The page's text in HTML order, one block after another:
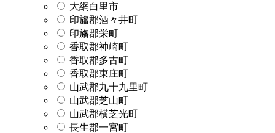
大網白里市
印旛郡酒々井町
印旛郡栄町
香取郡神崎町
香取郡多古町
香取郡東庄町
山武郡九十九里町
山武郡芝山町
山武郡横芝光町
長生郡一宮町